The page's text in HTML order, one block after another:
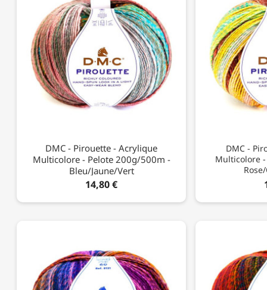
DMC - Pirouette - Acrylique
Multicolore - Pelote 200g/500m -
Bleu/jaune/vert
14,80 €
DMC -
Multicolore